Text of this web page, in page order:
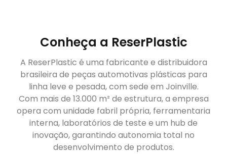
Conheça a ReserPlastic
A ReserPlastic é uma fabricante e distribuidora
brasileira de peças automotivas plásticas para
linha leve e pesada, com sede em Joinville.
Com mais de 13.000 m² de estrutura, a empresa
opera com unidade fabril própria, ferramentaria
interna, laboratórios de teste e um hub de
inovação, garantindo autonomia total no
desenvolvimento de produtos.